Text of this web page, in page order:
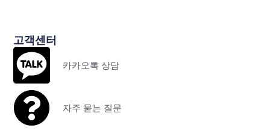
고객센터
카카오톡 상담
자주 묻는 질문